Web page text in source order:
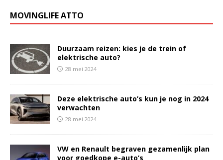
MOVINGLIFE ATTO
Duurzaam reizen: kies je de trein of
elektrische auto?
28 mei 2024
Deze elektrische auto’s kun je nog in 2024
verwachten
28 mei 2024
VW en Renault begraven gezamenlijk plan
voor goedkope e-auto’s